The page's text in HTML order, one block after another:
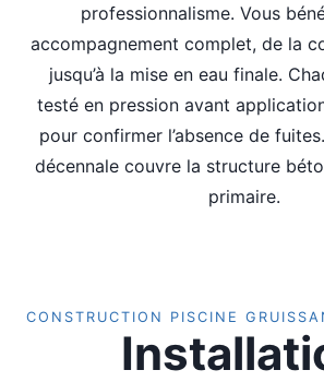
professionnalisme. Vous
accompagnement complet, de la
jusqu’à la mise en eau finale.
testé en pression avant
pour confirmer l’absence de
décennale couvre la structure
primaire.
CONSTRUCTION PISCINE